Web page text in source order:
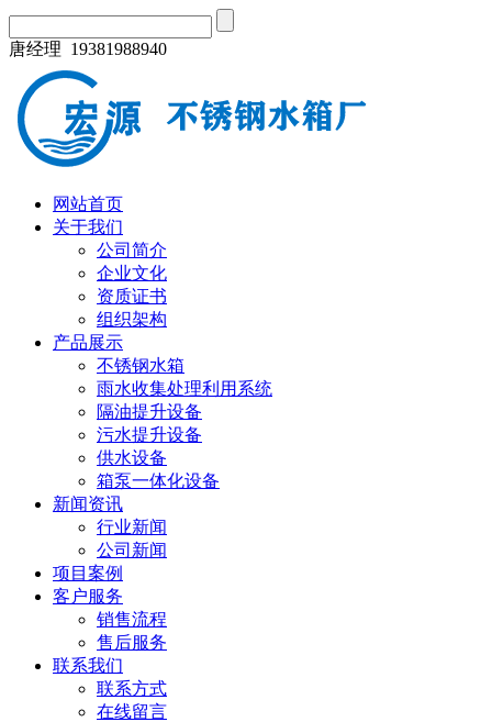
唐经理 19381988940
网站首页
关于我们
公司简介
企业文化
资质证书
组织架构
产品展示
不锈钢水箱
雨水收集处理利用系统
隔油提升设备
污水提升设备
供水设备
箱泵一体化设备
新闻资讯
行业新闻
公司新闻
项目案例
客户服务
销售流程
售后服务
联系我们
联系方式
在线留言